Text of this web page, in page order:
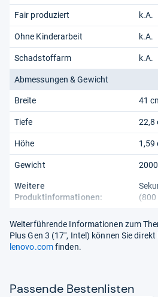
Fair produziert k.A.
Ohne Kinderarbeit k.A.
Schadstoffarm k.A.
Abmessungen & Gewicht
Breite 41
Tiefe 22,8
Höhe 1,59
Gewicht
Weitere
Produktinformationen:
Weiterführende Informationen zum
Plus Gen 3 (17", Intel) können Sie
lenovo.comfinden.
Pas­sende Bes­ten­lis­ten